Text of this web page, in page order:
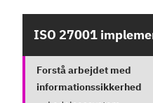
ISO 27001
Forstå arbejdet med
informationssikkerhed